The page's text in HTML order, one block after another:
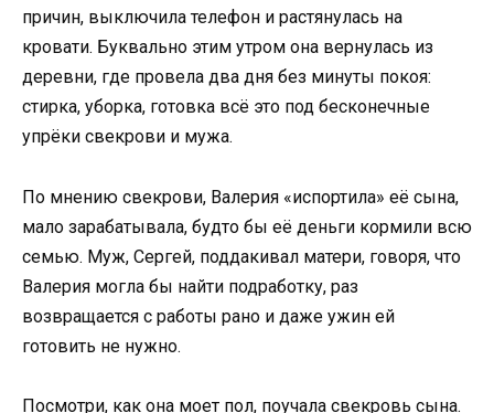
причин, выключила телефон и растянулась на
кровати. Буквально этим утром она вернулась из
деревни, где провела два дня без минуты покоя:
стирка, уборка, готовка всё это под бесконечные
упрёки свекрови и мужа.
По мнению свекрови, Валерия «испортила» её сына,
мало зарабатывала, будто бы её деньги кормили всю
семью. Муж, Сергей, поддакивал матери, говоря, что
Валерия могла бы найти подработку, раз
возвращается с работы рано и даже ужин ей
готовить не нужно.
Посмотри, как она моет пол, поучала свекровь сына.